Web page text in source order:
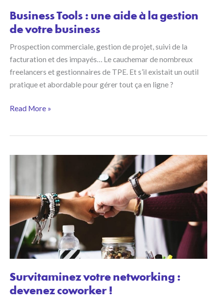
Business Tools : une aide à la gestion
de votre business
Prospection commerciale, gestion de projet, suivi de la
facturation et des impayés… Le cauchemar de nombreux
freelancers et gestionnaires de TPE. Et s’il existait un outil
pratique et abordable pour gérer tout ça en ligne ?
Business
de
votre
business
Read More »
Survitaminez votre networking :
devenez coworker !